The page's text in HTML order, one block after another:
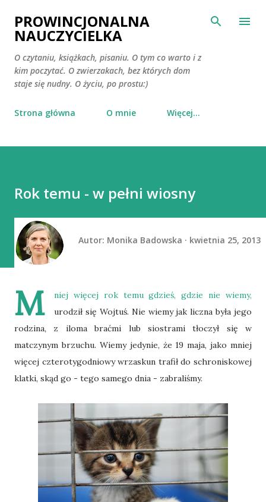
Przejdź do głównej zawartości
PROWINCJONALNA
NAUCZYCIELKA
O czytaniu, książkach, pisaniu. O tym co warto i z
kim poczytać. O zwierzakach, bez których dom
staje się nudny. O życiu, po prostu:)
Strona główna O mnie Więcej…
Rok temu - w pełni wiosny
Autor: Monika Badowska kwietnia 25, 2013
M
niej więcej rok temu gdzieś, gdzie nie wiemy,
urodził się Wojtuś. Nie wiemy jak liczna była jego
rodzina, z iloma braćmi lub siostrami tłoczył się w
matczynym brzuchu. Wiemy jedynie, że 19 maja, jako mniej
więcej czterotygodniowy wrzaskun trafił do schroniskowej
klatki, skąd go - tego samego dnia - zabraliśmy.